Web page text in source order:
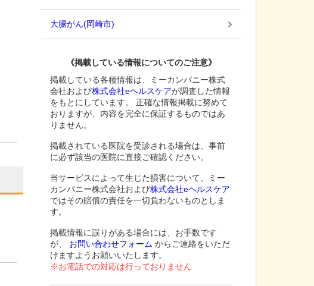
大腸がん(岡崎市)
《掲載している情報についてのご注意》
掲載している各種情報は、ミーカンパニー株式
会社および株式会社eヘルスケアが調査した情報
をもとにしています。 正確な情報掲載に努めて
おりますが、内容を完全に保証するものではあ
りません。
掲載されている医院を受診される場合は、事前
に必ず該当の医院に直接ご確認ください。
当サービスによって生じた損害について、ミー
カンパニー株式会社および株式会社eヘルスケア
ではその賠償の責任を一切負わないものとしま
す。
掲載情報に誤りがある場合には、お手数です
が、
お問い合わせフォーム からご連絡をいただ
けますようお願いいたします。
※お電話での対応は行っておりません